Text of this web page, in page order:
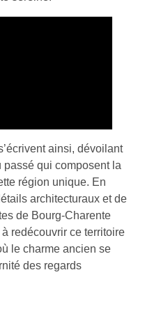
ainsi, dévoilant
passé qui composent la
région unique. En
architecturaux et de
de Bourg-Charente
redécouvrir ce territoire
le charme ancien se
des regards